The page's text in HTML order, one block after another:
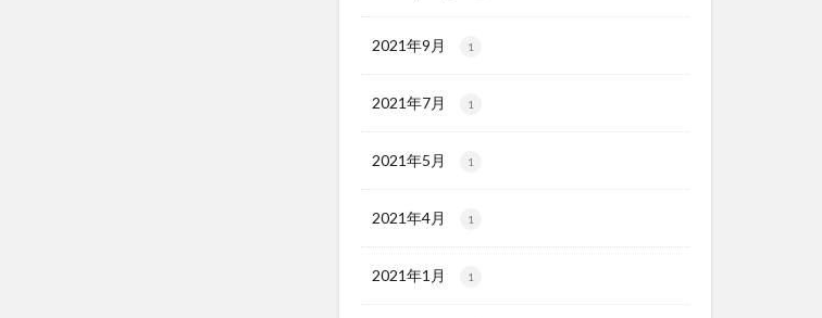
2021年9月 1
2021年7月 1
2021年5月 1
2021年4月 1
2021年1月 1